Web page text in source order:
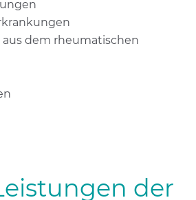
dem rheumatischen
der